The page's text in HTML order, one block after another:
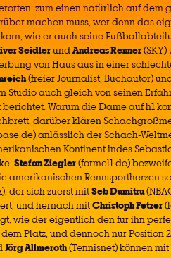
zum einen natürlich auf dem
machen muss, wer denn das
wie er auch seine
SeidlerundAndreas Renner
von Haus aus in einer
(freier Journalist, Buchautor)
Studio auch gleich von seinen
Warum die Dame auf h1
darüber klären
anlässlich der Schach-
Kontinent indes
Stefan Ziegler(formel1.de)
amerikanischen Rennsportherzen
der sich zuerst mitSeb Dumitru
und hernach mitChristoph Fetzer
wie der eigentlich den für ihn
Platz, und dennoch nur Position
Jörg Allmeroth(Tennisnet) können